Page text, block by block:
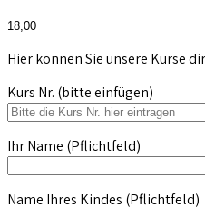
18,00
Hier können Sie unsere Kurse
Kurs Nr. (bitte einfügen)
Ihr Name (Pflichtfeld)
Name Ihres Kindes (Pflichtfeld)